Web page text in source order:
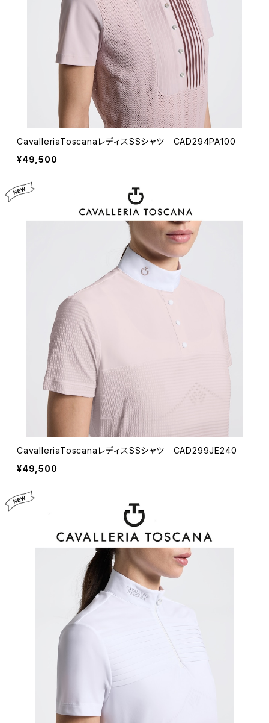
CavalleriaToscanaレディスSSシャツ CAD294PA100
¥49,500
CavalleriaToscanaレディスSSシャツ CAD299JE240
¥49,500